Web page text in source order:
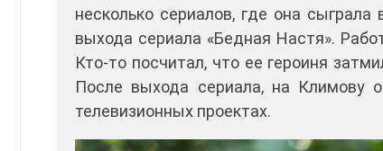
несколько сериалов, где она
выхода сериала «Бедная Настя».
Кто-то посчитал, что ее героиня
После выхода сериала, на Климову
телевизионных проектах.